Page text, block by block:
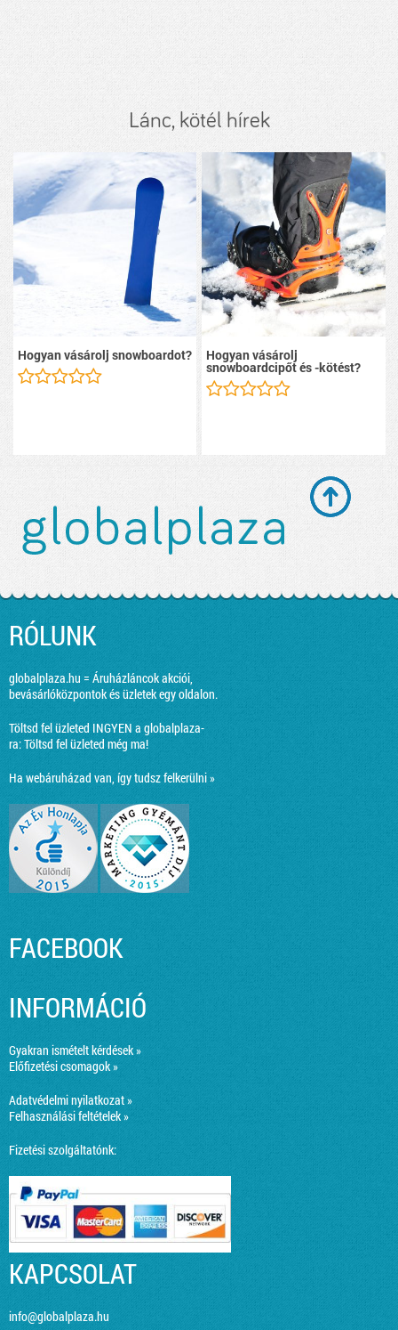
Lánc, kötél hírek
Hogyan vásárolj snowboardot? Hogyan vásárolj
snowboardcipőt és -kötést?
RÓLUNK
globalplaza.hu = Áruházláncok akciói,
bevásárlóközpontok és üzletek egy oldalon.
Töltsd fel üzleted INGYEN a globalplaza-
ra:Töltsd fel üzleted még ma!
Ha webáruházad van, így tudsz felkerülni »
FACEBOOK
INFORMÁCIÓ
Gyakran ismételt kérdések »
Előfizetési csomagok »
Adatvédelmi nyilatkozat »
Felhasználási feltételek »
Fizetési szolgáltatónk:
KAPCSOLAT
info@globalplaza.hu